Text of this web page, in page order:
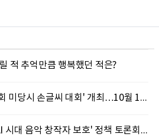
적 추억만큼 행복했던 적은?
동국대 미당연구소, '제3회 미당시 손글씨 대회' 개최…10월 12일까지 접수
음저협, 국회서 '생성형 AI 시대 음악 창작자 보호' 정책 토론회 10일 개최